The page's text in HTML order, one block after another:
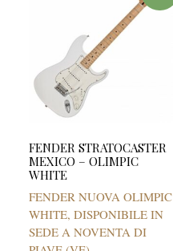
FENDER STRATOCASTER
MEXICO – OLIMPIC
WHITE
FENDER NUOVA OLIMPIC
WHITE, DISPONIBILE IN
SEDE A NOVENTA DI